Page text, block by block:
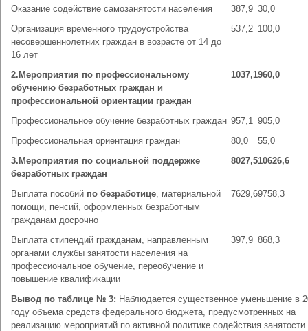
Оказание содействие самозанятости населения 387,9 30,0
Организация временного трудоустройства
несовершеннолетних граждан в возрасте от 14 до
16 лет
537,2 100,0
2.Мероприятия по профессиональному
обучению безработных граждан и
профессиональной ориентации граждан
1037,1960,0
Профессиональное обучение безработных граждан 957,1 905,0
Профессиональная ориентация граждан
80,0
55,0
3.Мероприятия по социальной поддержке
безработных граждан
8027,510626,6
Выплата пособий по безработице, материальной
помощи, пенсий, оформленных безработным
гражданам досрочно
7629,69758,3
Выплата стипендий гражданам, направленным
органами службы занятости населения на
профессиональное обучение, переобучение и
повышение квалификации
397,9 868,3
Вывод по таблице № 3: Наблюдается существенное уменьшение в
году объема средств федерального бюджета, предусмотренных на
реализацию мероприятий по активной политике содействия занятости